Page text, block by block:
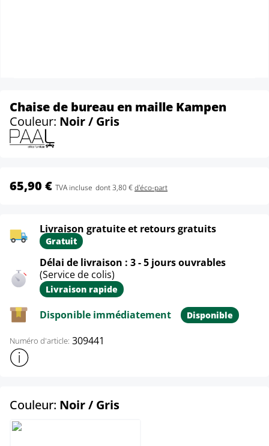
Chaise de bureau en maille Kampen
Couleur: Noir / Gris
65,90 € TVA incluse dont 3,80 €d'éco-part
Livraison gratuite et retours gratuits
Gratuit
Délai de livraison : 3 - 5 jours ouvrables
(Service de colis)
Livraison rapide
Disponible immédiatement Disponible
Numéro d'article: 309441
Afficher plus d'informations sur le produit
Couleur: Noir / Grisselect